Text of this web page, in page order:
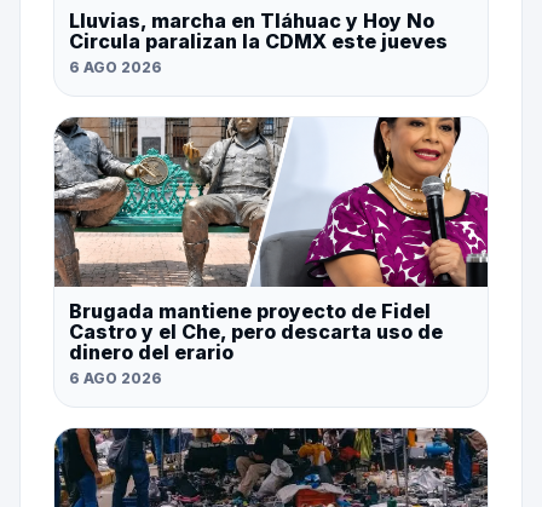
Lluvias, marcha en Tláhuac y Hoy No
Circula paralizan la CDMX este jueves
6 AGO 2026
Brugada mantiene proyecto de Fidel
Castro y el Che, pero descarta uso de
dinero del erario
6 AGO 2026